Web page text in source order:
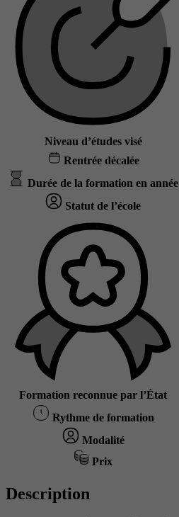
Niveau d’études visé
Rentrée décalée
Durée de la formation en année
Statut de l’école
Formation reconnue par l’État
Rythme de formation
Modalité
Prix
Description